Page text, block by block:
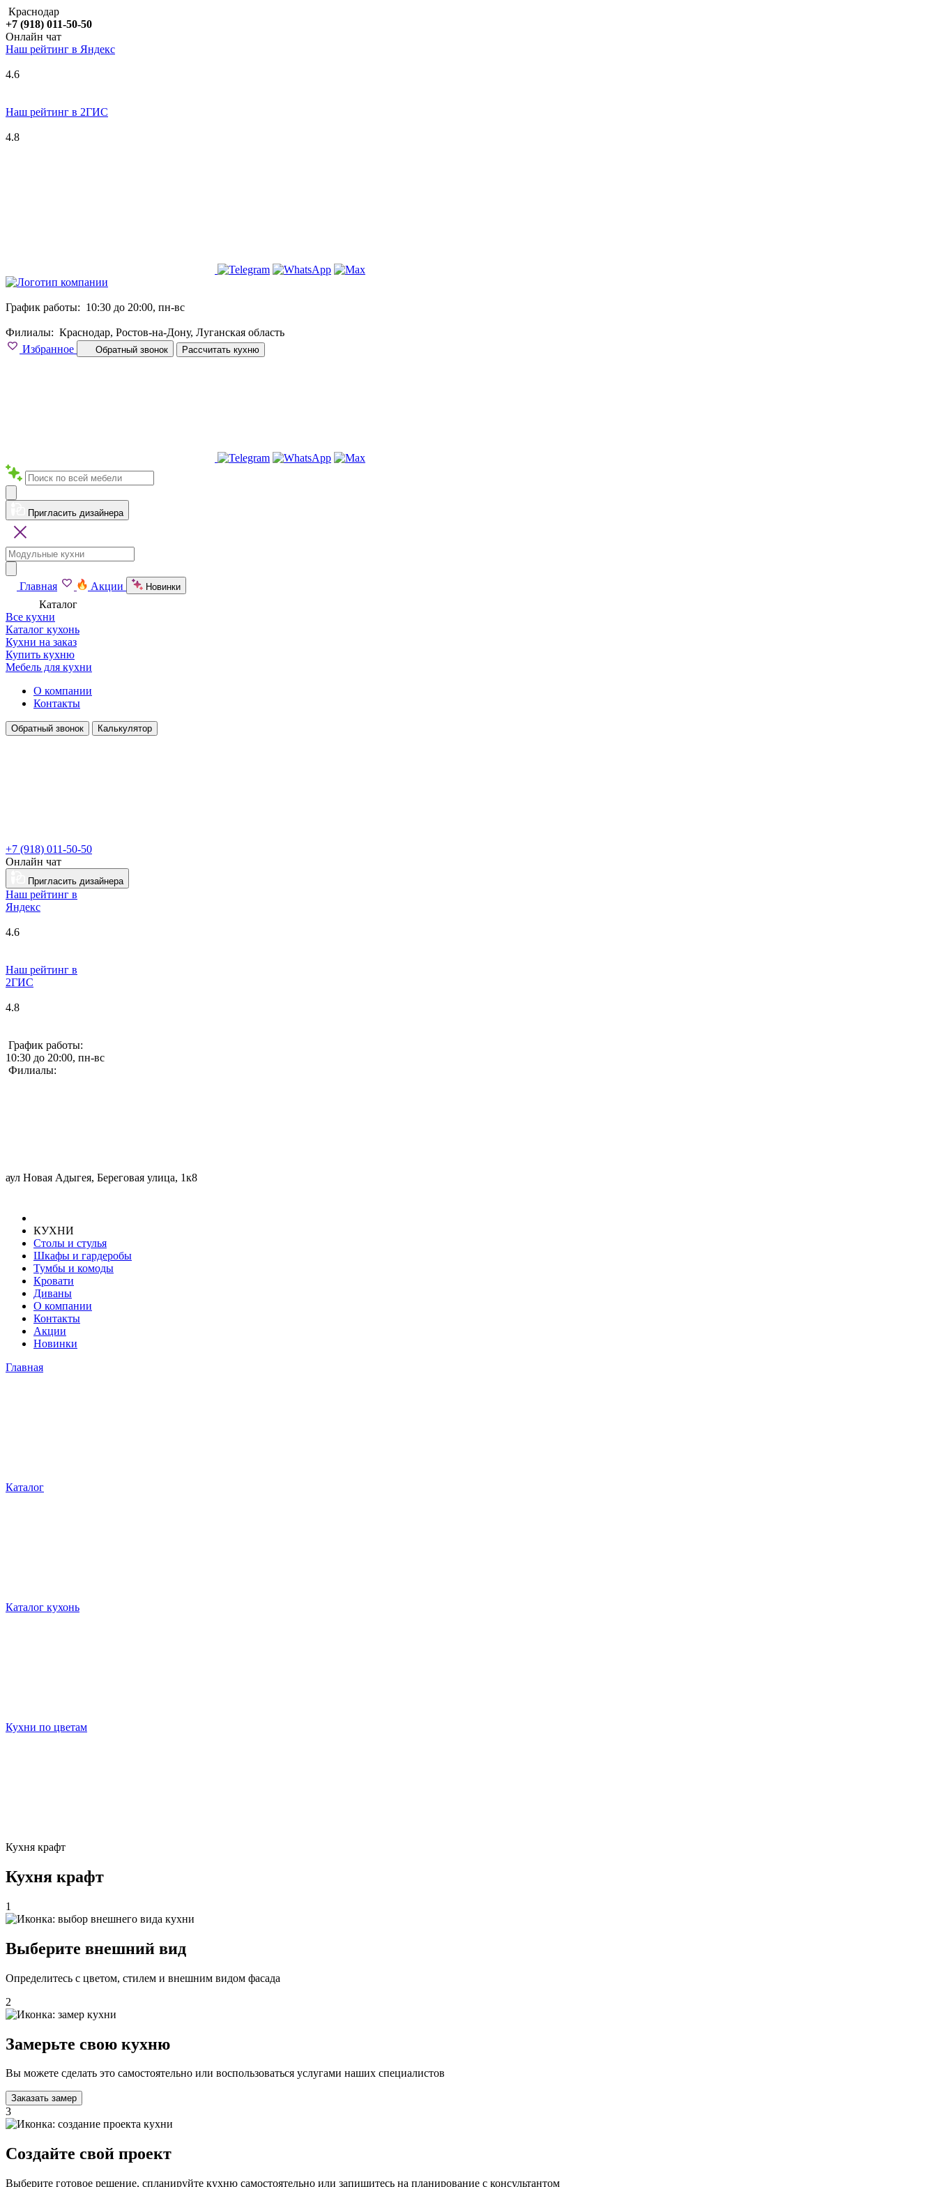
Краснодар
+7 (918) 011-50-50
Онлайн чат
Наш рейтинг в Яндекс
4.6
Наш рейтинг в 2ГИС
4.8
График работы: 10:30 до 20:00, пн-вс
Филиалы: Краснодар, Ростов-на-Дону, Луганская область
Избранное
Обратный звонок Рассчитать кухню
Пригласить дизайнера
Главная Акции Новинки
Каталог
Все кухни
Каталог кухонь
Кухни на заказ
Купить кухню
Мебель для кухни
О компании
Контакты
Обратный звонок Калькулятор
+7 (918) 011-50-50
Онлайн чат
Пригласить дизайнера
Наш рейтинг в
Яндекс
4.6
Наш рейтинг в
2ГИС
4.8
График работы:
10:30 до 20:00, пн-вс
Филиалы:
аул Новая Адыгея, Береговая улица, 1к8
КУХНИ
Столы и стулья
Шкафы и гардеробы
Тумбы и комоды
Кровати
Диваны
О компании
Контакты
Акции
Новинки
Главная
Каталог
Каталог кухонь
Кухни по цветам
Кухня крафт
Кухня крафт
1
Выберите внешний вид
Определитесь с цветом, стилем и внешним видом фасада
2
Замерьте свою кухню
Вы можете сделать это самостоятельно или воспользоваться услугами наших специалистов
Заказать замер
3
Создайте свой проект
Выберите готовое решение, спланируйте кухню самостоятельно или запишитесь на планирование с консультантом